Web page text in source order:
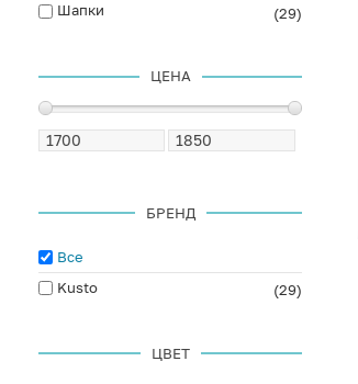
Шапки
(29)
ЦЕНА
БРЕНД
Все
Kusto
(29)
ЦВЕТ